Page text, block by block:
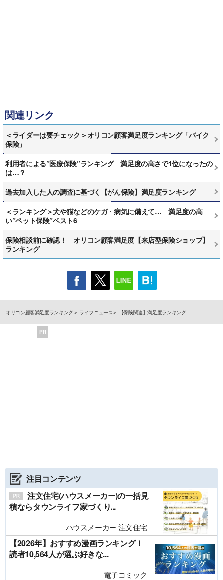
関連リンク
＜ライダーは要チェック＞オリコン顧客満足度ランキング「バイク
保険」
利用者による”医療保険”ランキング 満足度の高さで1位になったの
は…？
過去加入した人の調査に基づく【がん保険】満足度ランキング
＜ランキング＞犬や猫などのケガ・病気に備えて… 満足度の高
い”ペット保険”ベスト6
保険相談前に確認！ オリコン顧客満足度【来店型保険ショップ】
ランキング
オリコン顧客満足度ランキング ライフニュース 【保険関連】満足度ランキング
PR
注目コンテンツ
注文住宅(ハウスメーカー)の一括見
積ならタウンライフ家づくり...
ハウスメーカー 注文住宅
【2026年】おすすめ漫画ランキング！
読者10,564人が選ぶ好きな...
電子コミック